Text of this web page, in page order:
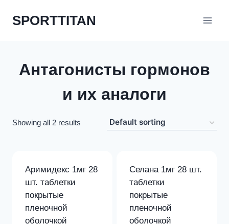
SPORTTITAN
Антагонисты гормонов
и их аналоги
Showing all 2 results
Аримидекс 1мг 28
шт. таблетки
покрытые
пленочной
оболочкой
Селана 1мг 28 шт.
таблетки
покрытые
пленочной
оболочкой